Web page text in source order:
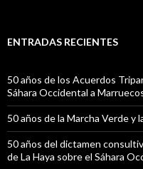
ENTRADAS RECIENTES
50 años de los Acuerdos
Sáhara Occidental a
50 años de la Marcha Verde y
50 años del dictamen
de La Haya sobre el Sáhara